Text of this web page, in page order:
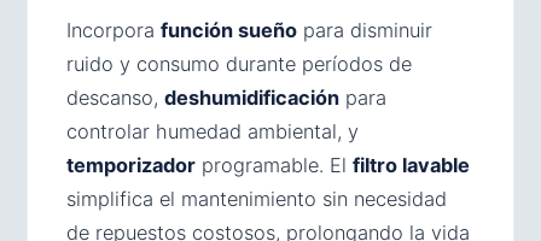
Incorpora función sueño para disminuir
ruido y consumo durante períodos de
descanso, deshumidificación para
controlar humedad ambiental, y
temporizador programable. El filtro lavable
simplifica el mantenimiento sin necesidad
de repuestos costosos, prolongando la vida